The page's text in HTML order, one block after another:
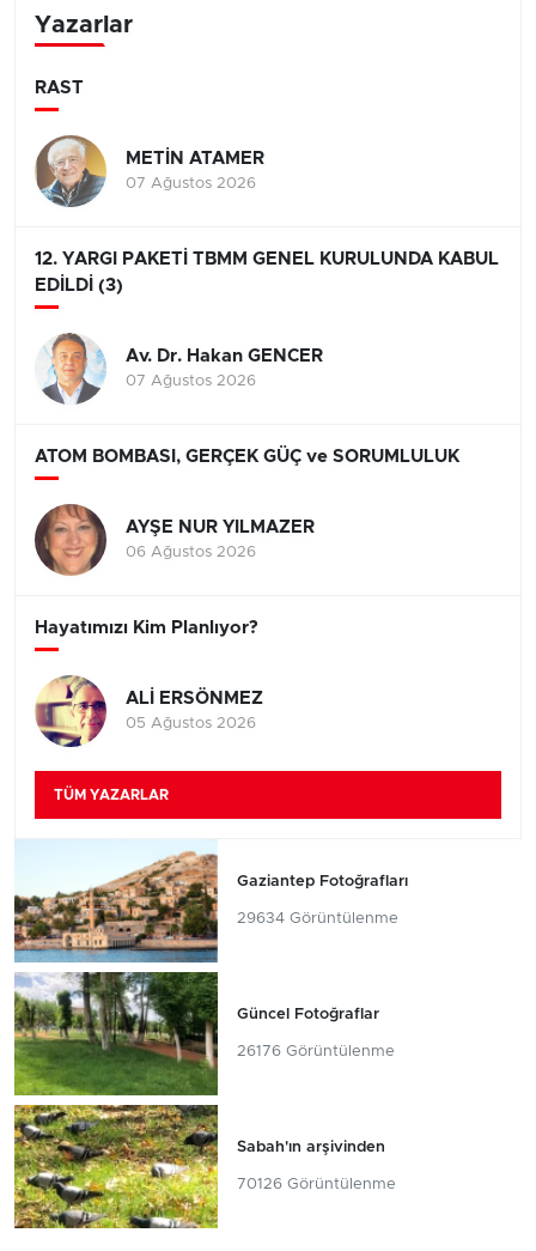
Yazarlar
RAST
METİN ATAMER
07 Ağustos 2026
12. YARGI PAKETİ TBMM GENEL KURULUNDA KABUL
EDİLDİ (3)
Av. Dr. Hakan GENCER
07 Ağustos 2026
ATOM BOMBASI, GERÇEK GÜÇ ve SORUMLULUK
AYŞE NUR YILMAZER
06 Ağustos 2026
Hayatımızı Kim Planlıyor?
ALİ ERSÖNMEZ
05 Ağustos 2026
TÜM YAZARLAR
Gaziantep Fotoğrafları
29634 Görüntülenme
Güncel Fotoğraflar
26176 Görüntülenme
Sabah'ın arşivinden
70126 Görüntülenme